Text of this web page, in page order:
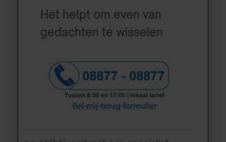
Het helpt om even van
gedachten te wisselen